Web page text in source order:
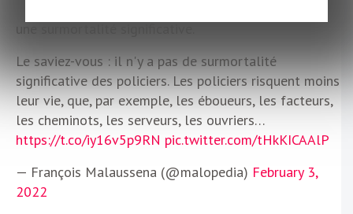
Le saviez-vous : il n'y a pas de surmortalité
significative des policiers. Les policiers risquent moins
leur vie, que, par exemple, les éboueurs, les facteurs,
les cheminots, les serveurs, les ouvriers…
https://t.co/iy16v5p9RN pic.twitter.com/tHkKICAAlP
— François Malaussena (@malopedia) February 3,
2022